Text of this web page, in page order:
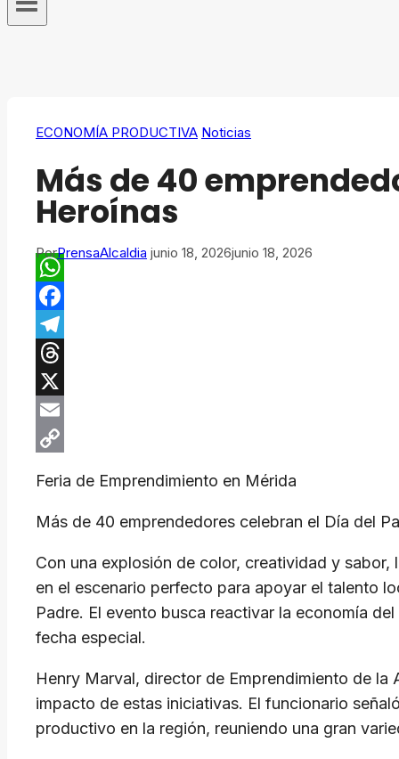
ECONOMÍA PRODUCTIVA Noticias
Más de 40
Heroínas
PorPrensaAlcaldia junio 18, 2026junio 18, 2026
WhatsApp
Facebook
Telegram
Threads
X
Email
Feria de Emprendimiento en Mérida
Más de 40 emprendedores celebran el Día del
Con una explosión de color, creatividad y
en el escenario perfecto para apoyar el talento
Padre. El evento busca reactivar la economía
fecha especial.
Henry Marval, director de Emprendimiento de
impacto de estas iniciativas. El funcionario
productivo en la región, reuniendo una gran